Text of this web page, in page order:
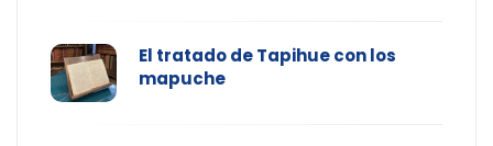
El tratado de Tapihue con los
mapuche